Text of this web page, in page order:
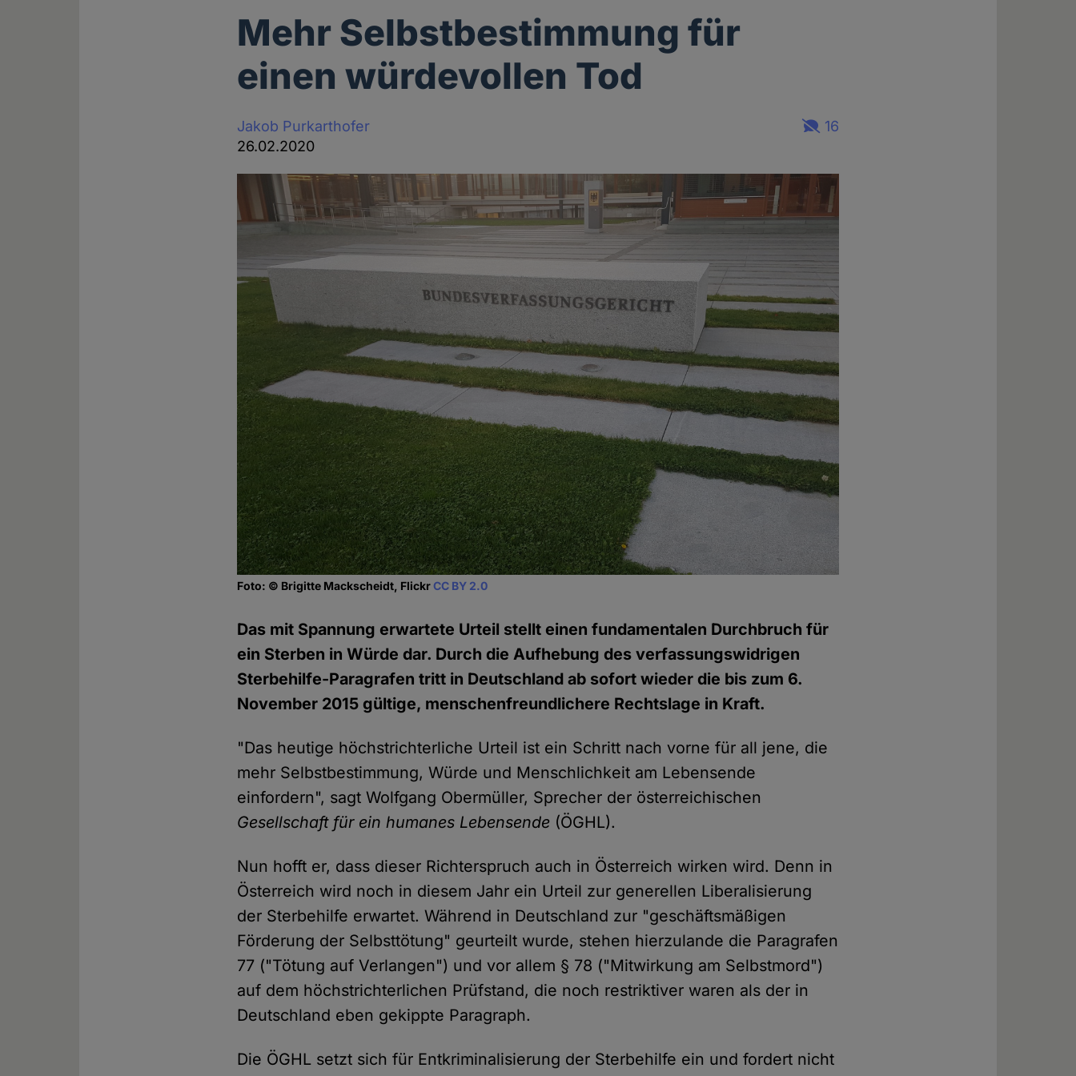
Mehr Selbstbestimmung für
einen würdevollen Tod
Jakob Purkarthofer
26.02.2020
16
Foto: © Brigitte Mackscheidt, FlickrCC BY 2.0
Das mit Spannung erwartete Urteil stellt einen fundamentalen Durchbruch für
ein Sterben in Würde dar. Durch die Aufhebung des verfassungswidrigen
Sterbehilfe-Paragrafen tritt in Deutschland ab sofort wieder die bis zum 6.
November 2015 gültige, menschenfreundlichere Rechtslage in Kraft.
"Das heutige höchstrichterliche Urteil ist ein Schritt nach vorne für all jene, die
mehr Selbstbestimmung, Würde und Menschlichkeit am Lebensende
einfordern", sagt Wolfgang Obermüller, Sprecher der österreichischen
Gesellschaft für ein humanes Lebensende (ÖGHL).
Nun hofft er, dass dieser Richterspruch auch in Österreich wirken wird. Denn in
Österreich wird noch in diesem Jahr ein Urteil zur generellen Liberalisierung
der Sterbehilfe erwartet. Während in Deutschland zur "geschäftsmäßigen
Förderung der Selbsttötung" geurteilt wurde, stehen hierzulande die Paragrafen
77 ("Tötung auf Verlangen") und vor allem § 78 ("Mitwirkung am Selbstmord")
auf dem höchstrichterlichen Prüfstand, die noch restriktiver waren als der in
Deutschland eben gekippte Paragraph.
Die ÖGHL setzt sich für Entkriminalisierung der Sterbehilfe ein und fordert nicht